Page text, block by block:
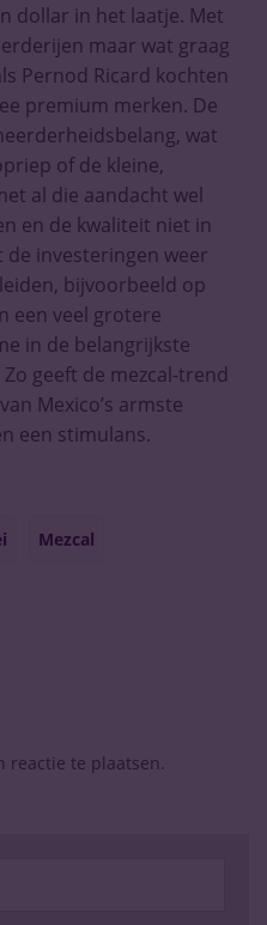
dollar in het laatje. Met
maar wat graag
Pernod Ricard kochten
premium merken. De
wat
of de kleine,
al die aandacht wel
en de kwaliteit niet in
de investeringen weer
bijvoorbeeld op
een veel grotere
in de belangrijkste
geeft de mezcal-trend
Mexico’s armste
een stimulans.
Mezcal
reactie te plaatsen.